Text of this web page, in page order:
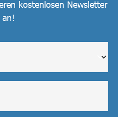
kostenlosen Newsletter
an!